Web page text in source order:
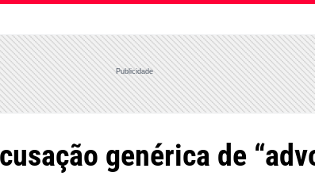
Publicidade
genérica de